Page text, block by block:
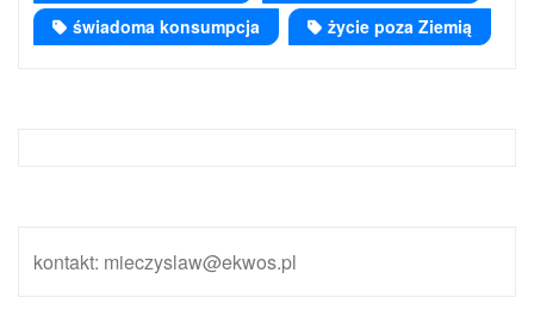
świadoma konsumpcja
życie poza Ziemią
kontakt: mieczyslaw@ekwos.pl